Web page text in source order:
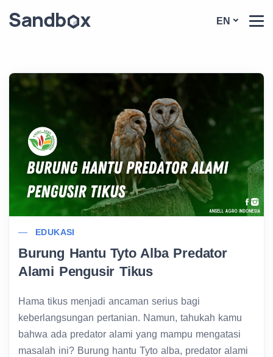
EN
EDUKASI
Burung Hantu Tyto Alba Predator
Alami Pengusir Tikus
Hama tikus menjadi ancaman serius bagi
keberlangsungan pertanian. Namun, tahukah kamu
bahwa ada predator alami yang mampu mengatasi
masalah ini? Burung hantu Tyto alba, predator alami